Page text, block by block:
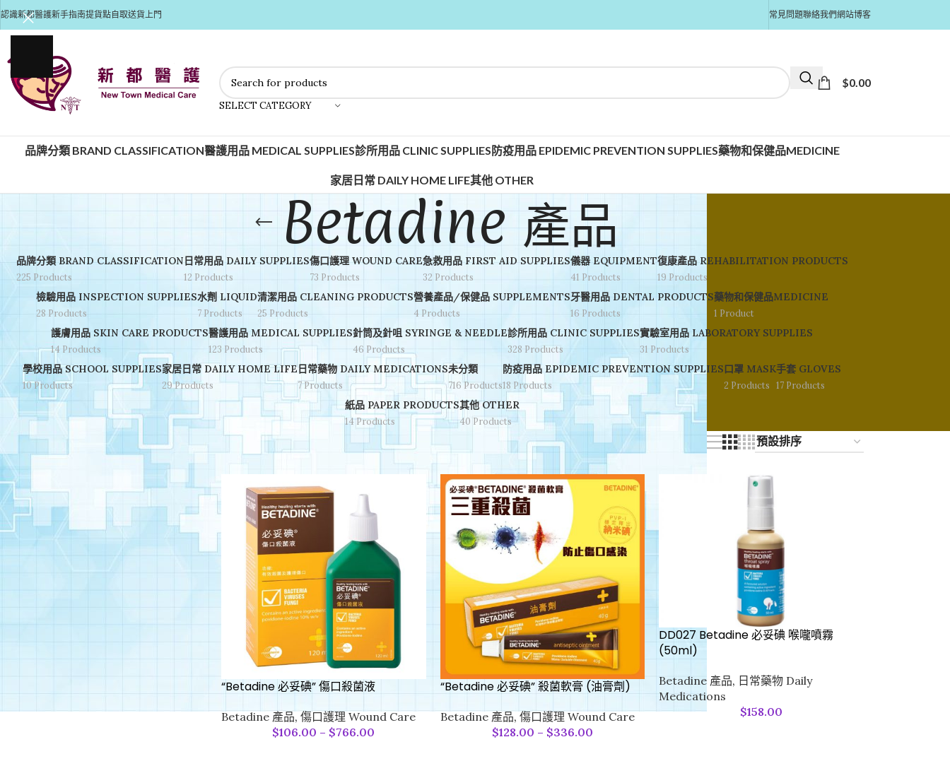
認識新都醫護新手指南提貨點自取送貨上門 常見問題聯絡我們網站博客
SELECT CATEGORY
$0.00
品牌分類 BRAND CLASSIFICATION醫護用品 MEDICAL SUPPLIES診所用品 CLINIC SUPPLIES防疫用品 EPIDEMIC PREVENTION SUPPLIES藥物和保健品MEDICINE
家居日常 DAILY HOME LIFE其他 OTHER
Betadine 產品
品牌分類 BRAND CLASSIFICATION
225 Products
日常用品 DAILY SUPPLIES
12 Products
傷口護理 WOUND CARE
73 Products
急救用品 FIRST AID SUPPLIES
32 Products
儀器 EQUIPMENT
41 Products
復康產品 REHABILITATION PRODUCTS
19 Products
檢驗用品 INSPECTION SUPPLIES
28 Products
水劑 LIQUID
7 Products
清潔用品 CLEANING PRODUCTS
25 Products
營養產品/保健品 SUPPLEMENTS
4 Products
牙醫用品 DENTAL PRODUCTS
16 Products
藥物和保健品MEDICINE
1 Product
護膚用品 SKIN CARE PRODUCTS
14 Products
醫護用品 MEDICAL SUPPLIES
123 Products
針筒及針咀 SYRINGE & NEEDLE
46 Products
診所用品 CLINIC SUPPLIES
328 Products
實驗室用品 LABORATORY SUPPLIES
31 Products
學校用品 SCHOOL SUPPLIES
10 Products
家居日常 DAILY HOME LIFE
29 Products
日常藥物 DAILY MEDICATIONS
7 Products
未分類
716 Products
防疫用品 EPIDEMIC PREVENTION SUPPLIES
18 Products
口罩 MASK
2 Products
手套 GLOVES
17 Products
紙品 PAPER PRODUCTS
14 Products
其他 OTHER
40 Products
STOCK STATUS
On sale
In stock
品牌分類 Brand Classification/ Show 9
“Betadine 必妥碘” 傷口殺菌液
Betadine 產品, 傷口護理 Wound Care
$106.00 – $766.00
“Betadine 必妥碘” 殺菌軟膏 (油膏劑)
Betadine 產品, 傷口護理 Wound Care
$128.00 – $336.00
DD027 Betadine 必妥碘 喉嚨噴霧
(50ml)
Betadine 產品, 日常藥物 Daily
Medications
$158.00